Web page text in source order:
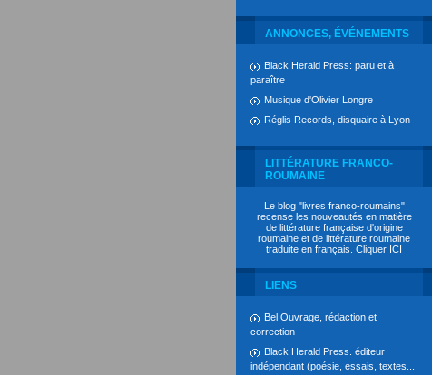
ANNONCES, ÉVÉNEMENTS
Black Herald Press: paru et à
paraître
Musique d'Olivier Longre
Réglis Records, disquaire à Lyon
LITTÉRATURE FRANCO-
ROUMAINE
Le blog "livres franco-roumains"
recense les nouveautés en matière
de littérature française d'origine
roumaine et de littérature roumaine
traduite en français. Cliquer ICI
LIENS
Bel Ouvrage, rédaction et
correction
Black Herald Press. éditeur
indépendant (poésie, essais, textes...